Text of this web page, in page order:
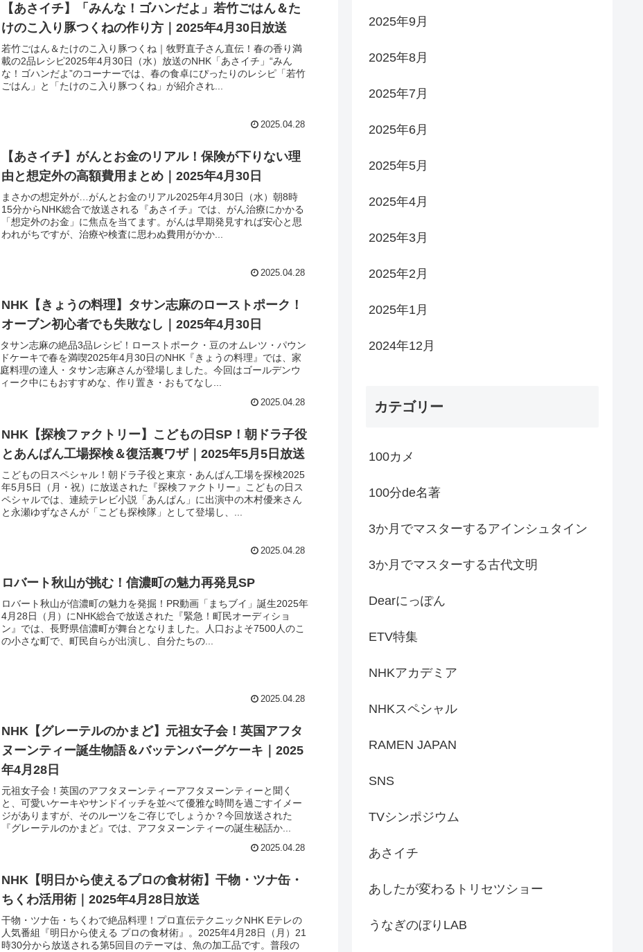
【あさイチ】「みんな！ゴハンだよ」若竹ごはん＆た
けのこ入り豚つくねの作り方｜2025年4月30日放送
若竹ごはん＆たけのこ入り豚つくね｜牧野直子さん直伝！春の香り満
載の2品レシピ2025年4月30日（水）放送のNHK「あさイチ」“みん
な！ゴハンだよ”のコーナーでは、春の食卓にぴったりのレシピ「若竹
ごはん」と「たけのこ入り豚つくね」が紹介され...
2025.04.28
【あさイチ】がんとお金のリアル！保険が下りない理
由と想定外の高額費用まとめ｜2025年4月30日
まさかの想定外が…がんとお金のリアル2025年4月30日（水）朝8時
15分からNHK総合で放送される『あさイチ』では、がん治療にかかる
「想定外のお金」に焦点を当てます。がんは早期発見すれば安心と思
われがちですが、治療や検査に思わぬ費用がかか...
2025.04.28
NHK【きょうの料理】タサン志麻のローストポーク！
オーブン初心者でも失敗なし｜2025年4月30日
タサン志麻の絶品3品レシピ！ローストポーク・豆のオムレツ・パウン
ドケーキで春を満喫2025年4月30日のNHK『きょうの料理』では、家
庭料理の達人・タサン志麻さんが登場しました。今回はゴールデンウ
ィーク中にもおすすめな、作り置き・おもてなし...
2025.04.28
NHK【探検ファクトリー】こどもの日SP！朝ドラ子役
とあんぱん工場探検＆復活裏ワザ｜2025年5月5日放送
こどもの日スペシャル！朝ドラ子役と東京・あんぱん工場を探検2025
年5月5日（月・祝）に放送された『探検ファクトリー』こどもの日ス
ペシャルでは、連続テレビ小説「あんぱん」に出演中の木村優来さん
と永瀬ゆずなさんが「こども探検隊」として登場し、...
2025.04.28
ロバート秋山が挑む！信濃町の魅力再発見SP
ロバート秋山が信濃町の魅力を発掘！PR動画「まちブイ」誕生2025年
4月28日（月）にNHK総合で放送された『緊急！町民オーディショ
ン』では、長野県信濃町が舞台となりました。人口およそ7500人のこ
の小さな町で、町民自らが出演し、自分たちの...
2025.04.28
NHK【グレーテルのかまど】元祖女子会！英国アフタ
ヌーンティー誕生物語＆バッテンバーグケーキ｜2025
年4月28日
元祖女子会！英国のアフタヌーンティーアフタヌーンティーと聞く
と、可愛いケーキやサンドイッチを並べて優雅な時間を過ごすイメー
ジがありますが、そのルーツをご存じでしょうか？今回放送された
『グレーテルのかまど』では、アフタヌーンティーの誕生秘話か...
2025.04.28
NHK【明日から使えるプロの食材術】干物・ツナ缶・
ちくわ活用術｜2025年4月28日放送
干物・ツナ缶・ちくわで絶品料理！プロ直伝テクニックNHK Eテレの
人気番組『明日から使える プロの食材術』。2025年4月28日（月）21
時30分から放送される第5回目のテーマは、魚の加工品です。普段の
2025年9月
2025年8月
2025年7月
2025年6月
2025年5月
2025年4月
2025年3月
2025年2月
2025年1月
2024年12月
カテゴリー
100カメ
100分de名著
3か月でマスターするアインシュタイン
3か月でマスターする古代文明
Dearにっぽん
ETV特集
NHKアカデミア
NHKスペシャル
RAMEN JAPAN
SNS
TVシンポジウム
あさイチ
あしたが変わるトリセツショー
うなぎのぼりLAB